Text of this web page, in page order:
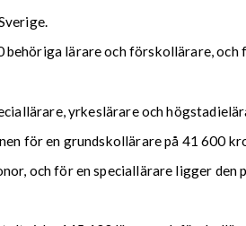
behöriga lärare och förskollärare,
yrkeslärare och
för en grundskollärare på 41 600
och för en speciallärare ligger den